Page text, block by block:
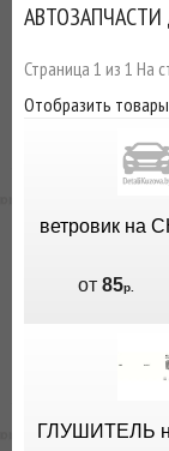
АВТОЗАПЧАСТИ
Страница 1 из 1 На
Отобразить
ветровик на
от85р.
ГЛУШИТЕЛЬ
РАСХОДНИКИ,
ЗАПЧАСТИ К
ЗАКАЗУ ЧЕРЕЗ